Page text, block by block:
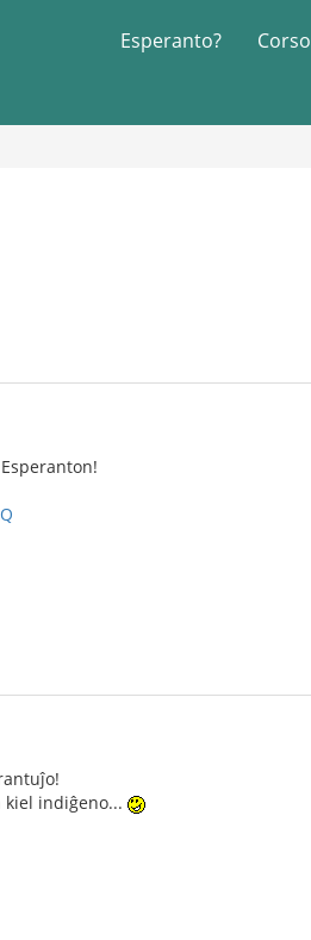
Esperanto? Corso
kiel indiĝeno...